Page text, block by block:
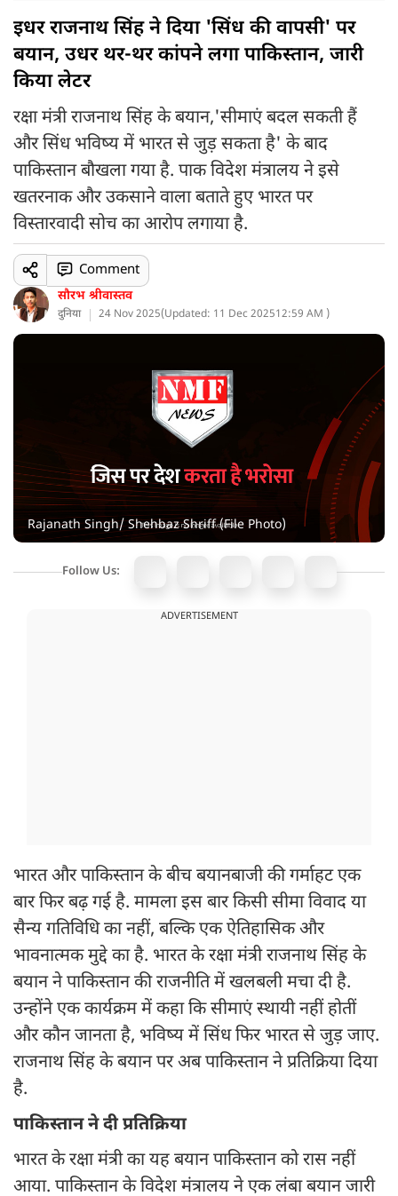
इधर राजनाथ सिंह ने दिया 'सिंध की वापसी' पर
बयान, उधर थर-थर कांपने लगा पाकिस्तान, जारी
किया लेटर
रक्षा मंत्री राजनाथ सिंह के बयान,'सीमाएं बदल सकती हैं
और सिंध भविष्य में भारत से जुड़ सकता है' के बाद
पाकिस्तान बौखला गया है. पाक विदेश मंत्रालय ने इसे
खतरनाक और उकसाने वाला बताते हुए भारत पर
विस्तारवादी सोच का आरोप लगाया है.
सौरभ श्रीवास्तव
दुनिया 24 Nov 2025(Updated: 11 Dec 202512:59 AM )
Comment
Rajanath Singh/ Shehbaz Shriff (File Photo)
Follow Us:
ADVERTISEMENT
भारत और पाकिस्तान के बीच बयानबाजी की गर्माहट एक
बार फिर बढ़ गई है. मामला इस बार किसी सीमा विवाद या
सैन्य गतिविधि का नहीं, बल्कि एक ऐतिहासिक और
भावनात्मक मुद्दे का है. भारत के रक्षा मंत्री राजनाथ सिंह के
बयान ने पाकिस्तान की राजनीति में खलबली मचा दी है.
उन्होंने एक कार्यक्रम में कहा कि सीमाएं स्थायी नहीं होतीं
और कौन जानता है, भविष्य में सिंध फिर भारत से जुड़ जाए.
राजनाथ सिंह के बयान पर अब पाकिस्तान ने प्रतिक्रिया दिया
है.
पाकिस्तान ने दी प्रतिक्रिया
भारत के रक्षा मंत्री का यह बयान पाकिस्तान को रास नहीं
आया. पाकिस्तान के विदेश मंत्रालय ने एक लंबा बयान जारी